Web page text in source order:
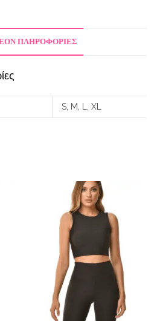
ΠΛΗΡΟΦΟΡΊΕΣ
S, M, L, XL